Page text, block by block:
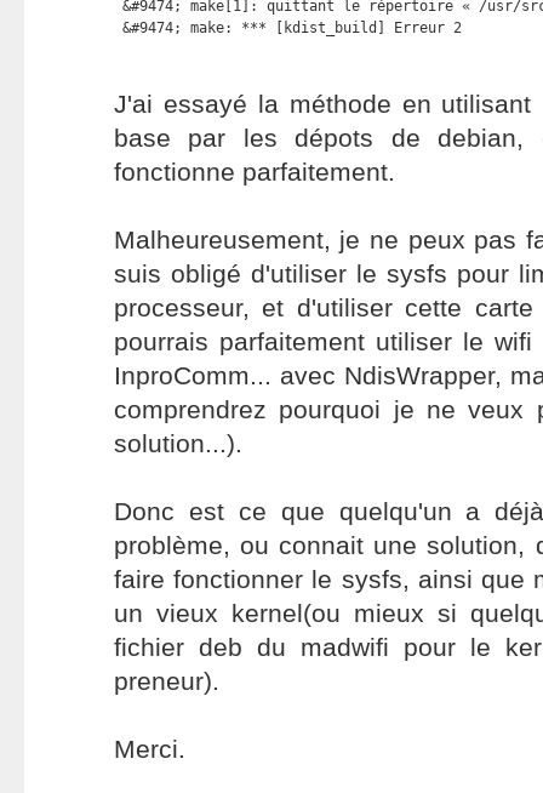
&#9474; make[1]: quittant le répertoire « /usr/
&#9474; make: *** [kdist_build] Erreur 2
J'ai essayé la méthode en
base par les dépots de debian,
fonctionne parfaitement.
Malheureusement, je ne peux pas
suis obligé d'utiliser le sysfs pour
processeur, et d'utiliser cette
pourrais parfaitement utiliser le
InproComm... avec NdisWrapper,
comprendrez pourquoi je ne veux
solution...).
Donc est ce que quelqu'un a
problème, ou connait une solution,
faire fonctionner le sysfs, ainsi que
un vieux kernel(ou mieux si
fichier deb du madwifi pour le
preneur).
Merci.